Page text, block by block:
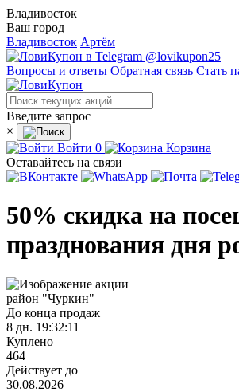
Владивосток
Ваш город
Владивосток Артём
@lovikupon25
Вопросы и ответы Обратная связь Стать
Введите запрос
×
Войти 0
Корзина
Оставайтесь на связи
50% скидка на
празднования дня
район "Чуркин"
До конца продаж
8 дн. 19:32:11
Куплено
464
Действует до
30.08.2026